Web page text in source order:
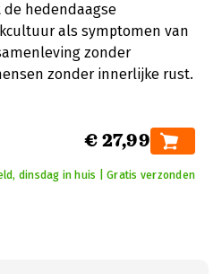
de hedendaagse
als symptomen van
zonder
zonder innerlijke rust.
€ 27,99
dinsdag in huis | Gratis verzonden